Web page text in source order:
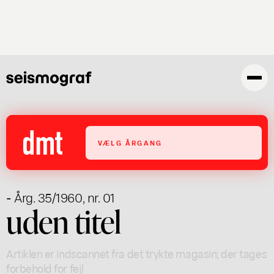
VÆLG ÅRGANG
- Årg. 35/1960, nr. 01
uden titel
Artiklen er indscannet fra det trykte magasin; der tages
forbehold for fejl